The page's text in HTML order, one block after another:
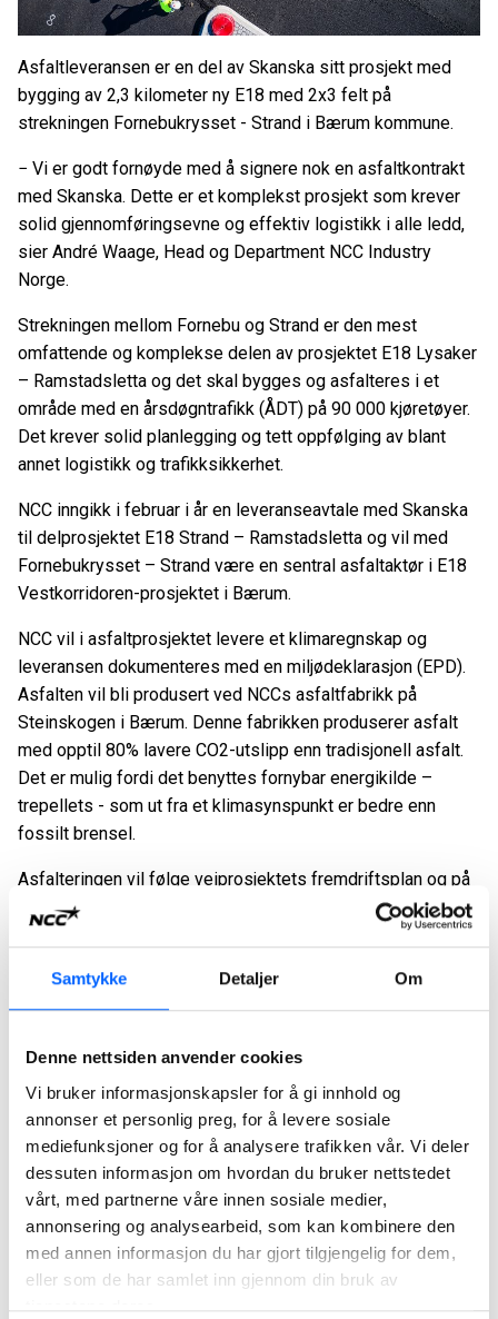
Samtykke Detaljer Om
Denne nettsiden anvender cookies
Vi bruker informasjonskapsler for å gi innhold og
annonser et personlig preg, for å levere sosiale
mediefunksjoner og for å analysere trafikken vår. Vi deler
dessuten informasjon om hvordan du bruker nettstedet
vårt, med partnerne våre innen sosiale medier,
annonsering og analysearbeid, som kan kombinere den
med annen informasjon du har gjort tilgjengelig for dem,
eller som de har samlet inn gjennom din bruk av
Asfaltleveransen er en del av Skanska sitt prosjekt med
bygging av 2,3 kilometer ny E18 med 2x3 felt på
strekningen Fornebukrysset - Strand i Bærum kommune.
− Vi er godt fornøyde med å signere nok en asfaltkontrakt
med Skanska. Dette er et komplekst prosjekt som krever
solid gjennomføringsevne og effektiv logistikk i alle ledd,
sier André Waage, Head og Department NCC Industry
Norge.
Strekningen mellom Fornebu og Strand er den mest
omfattende og komplekse delen av prosjektet E18 Lysaker
– Ramstadsletta og det skal bygges og asfalteres i et
område med en årsdøgntrafikk (ÅDT) på 90 000 kjøretøyer.
Det krever solid planlegging og tett oppfølging av blant
annet logistikk og trafikksikkerhet.
NCC inngikk i februar i år en leveranseavtale med Skanska
til delprosjektet E18 Strand – Ramstadsletta og vil med
Fornebukrysset – Strand være en sentral asfaltaktør i E18
Vestkorridoren-prosjektet i Bærum.
NCC vil i asfaltprosjektet levere et klimaregnskap og
leveransen dokumenteres med en miljødeklarasjon (EPD).
Asfalten vil bli produsert ved NCCs asfaltfabrikk på
Steinskogen i Bærum. Denne fabrikken produserer asfalt
med opptil 80% lavere CO2-utslipp enn tradisjonell asfalt.
Det er mulig fordi det benyttes fornybar energikilde –
trepellets - som ut fra et klimasynspunkt er bedre enn
fossilt brensel.
Asfalteringen vil følge veiprosjektets fremdriftsplan og på
det meste vil nærmere 20 ansatte fra NCC være involvert i
arbeidet med produksjon og legging av asfalt. I tillegg
Kontrakten ordreregistreres i 4. kvartal 2023 i
For ytterligere informasjon, kontakt:
André Waage, Head of Department NCC Industry Norge, t.
920 25 088
Tor Heimdahl, media manager NCC i Norge. t. 95 13 06 93 e.
tor.heimdahl@ncc.no
Om NCC: NCC er et av de ledende entreprenørselskapene i
Norden. Som ekspert på å drive komplekse
byggeprosesser, bidrar NCC til en bygg- og